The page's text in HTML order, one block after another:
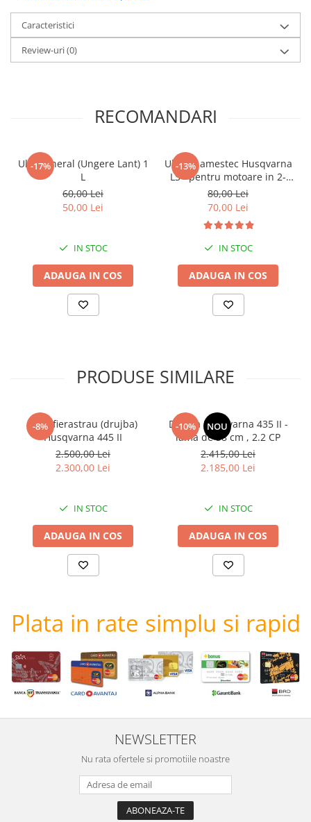
Caracteristici
Review-uri(0)
RECOMANDARI
-17%
Ulei Mineral (Ungere Lant) 1
L
60,00 Lei
50,00 Lei
IN STOC
ADAUGA IN COS
-13%
Ulei de amestec Husqvarna
LS+ pentru motoare in 2-
Timpi 1 L - calitate
exceptionala
80,00 Lei
70,00 Lei
IN STOC
ADAUGA IN COS
PRODUSE SIMILARE
-8%
Motofierastrau (drujba)
Husqvarna 445 II
2.500,00 Lei
2.300,00 Lei
IN STOC
ADAUGA IN COS
-10% NOU
Drujba Husqvarna 435 II -
lama de 38 cm , 2.2 CP
2.415,00 Lei
2.185,00 Lei
IN STOC
ADAUGA IN COS
Plata in rate simplu si rapid
NEWSLETTER
Nu rata ofertele si promotiile noastre